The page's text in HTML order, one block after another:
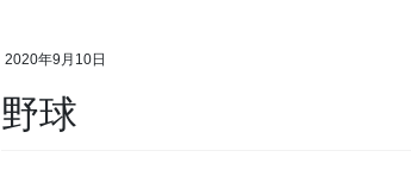
2020年9月10日
野球